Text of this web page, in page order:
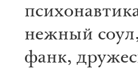
нежный
фанк,